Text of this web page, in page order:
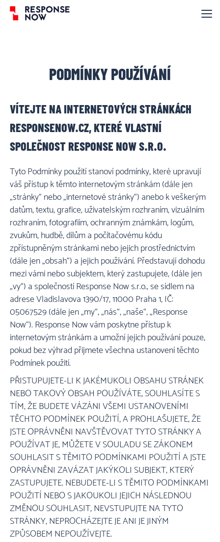
KARIÉRA
NAPIŠTE NÁM
NAPIŠTE NÁM
ZMĚŘTE SI ZNAČKU
PODMÍNKY POUŽÍVÁNÍ
VÍTEJTE NA INTERNETOVÝCH STRÁNKÁCH
RESPONSENOW.CZ, KTERÉ VLASTNÍ
SPOLEČNOST RESPONSE NOW S.R.O.
Tyto Podmínky použití stanoví podmínky, které upravují
váš přístup k těmto internetovým stránkám (dále jen
„stránky“ nebo „internetové stránky“) anebo k veškerým
datům, textu, grafice, uživatelským rozhraním, vizuálním
rozhraním, fotografiím, ochranným známkám, logům,
zvukům, hudbě, dílům a počítačovému kódu
zpřístupněným stránkami nebo jejich prostřednictvím
(dále jen „obsah“) a jejich používání. Představují dohodu
mezi vámi nebo subjektem, který zastupujete, (dále jen
„vy“) a společností Response Now s.r.o., se sídlem na
adrese Vladislavova 1390/17, 11000 Praha 1, IČ:
05067529 (dále jen „my“, „nás“, „naše“, „Response
Now“). Response Now vám poskytne přístup k
internetovým stránkám a umožní jejich používání pouze,
pokud bez výhrad přijmete všechna ustanovení těchto
Podmínek použití.
PŘISTUPUJETE-LI K JAKÉMUKOLI OBSAHU STRÁNEK
NEBO TAKOVÝ OBSAH POUŽÍVÁTE, SOUHLASÍTE S
TÍM, ŽE BUDETE VÁZÁNI VŠEMI USTANOVENÍMI
TĚCHTO PODMÍNEK POUŽITÍ, A PROHLAŠUJETE, ŽE
JSTE OPRÁVNĚNI NAVŠTĚVOVAT TYTO STRÁNKY A
POUŽÍVAT JE, MŮŽETE V SOULADU SE ZÁKONEM
SOUHLASIT S TĚMITO PODMÍNKAMI POUŽITÍ A JSTE
OPRÁVNĚNI ZAVÁZAT JAKÝKOLI SUBJEKT, KTERÝ
ZASTUPUJETE. NEBUDETE-LI S TĚMITO PODMÍNKAMI
POUŽITÍ NEBO S JAKOUKOLI JEJICH NÁSLEDNOU
ZMĚNOU SOUHLASIT, NEVSTUPUJTE NA TYTO
STRÁNKY, NEPROCHÁZEJTE JE ANI JE JINÝM
ZPŮSOBEM NEPOUŽÍVEJTE.